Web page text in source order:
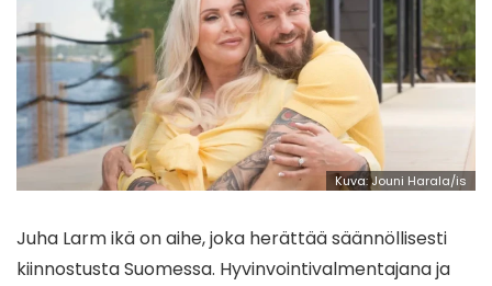
Kuva: Jouni Harala/is
Juha Larm ikä on aihe, joka herättää säännöllisesti
kiinnostusta Suomessa. Hyvinvointivalmentajana ja